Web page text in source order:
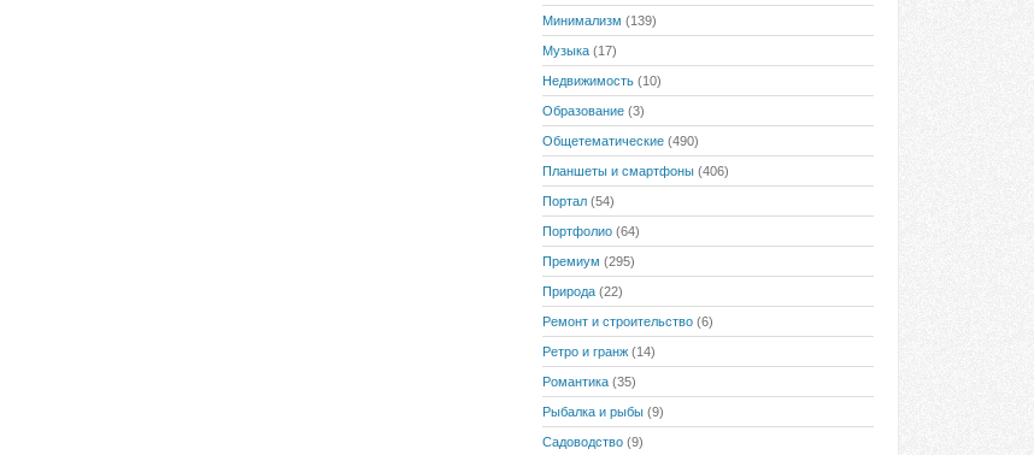
Минимализм (139)
Музыка (17)
Недвижимость (10)
Образование (3)
Общетематические (490)
Планшеты и смартфоны (406)
Портал (54)
Портфолио (64)
Премиум (295)
Природа (22)
Ремонт и строительство (6)
Ретро и гранж (14)
Романтика (35)
Рыбалка и рыбы (9)
Садоводство (9)